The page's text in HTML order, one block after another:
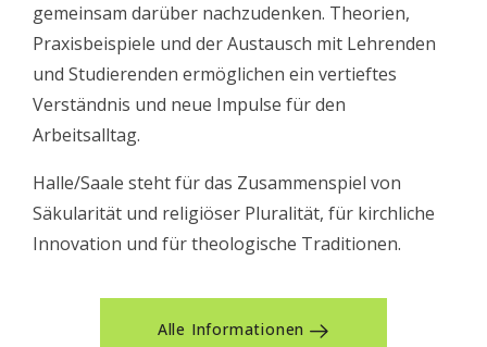
gemeinsam darüber nachzudenken. Theorien,
Praxisbeispiele und der Austausch mit Lehrenden
und Studierenden ermöglichen ein vertieftes
Verständnis und neue Impulse für den
Arbeitsalltag.
Halle/Saale steht für das Zusammenspiel von
Säkularität und religiöser Pluralität, für kirchliche
Innovation und für theologische Traditionen.
Alle Informationen